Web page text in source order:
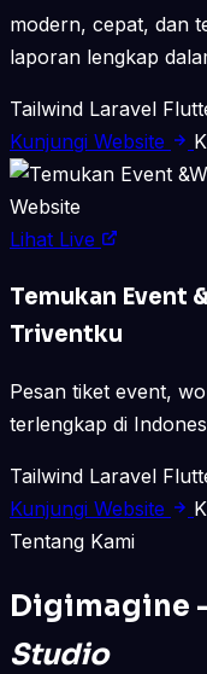
modern, cepat, dan
laporan lengkap
Tailwind Laravel
Kunjungi Website
Website
Lihat Live
Temukan Event
Triventku
Pesan tiket event,
terlengkap di
Tailwind Laravel
Kunjungi Website
Tentang Kami
Digimagine
Studio